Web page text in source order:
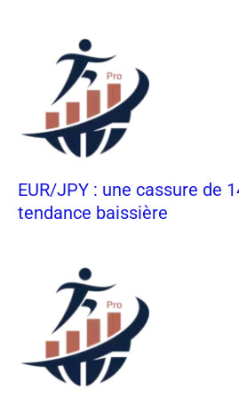
EUR/JPY : une cassure de
tendance baissière